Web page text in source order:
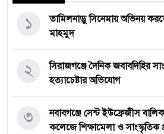
তামিলনাড়ু সিনেমায় অভিনয়
মাহমুদ
১
সিরাজগঞ্জে দৈনিক জবাবদিহির
হত্যাচেষ্টার অভিযোগ
২
নবাবগঞ্জে সেন্ট ইউফ্রেজীস
কলেজে শিক্ষামেলা ও সাংস্কৃতিক
৩